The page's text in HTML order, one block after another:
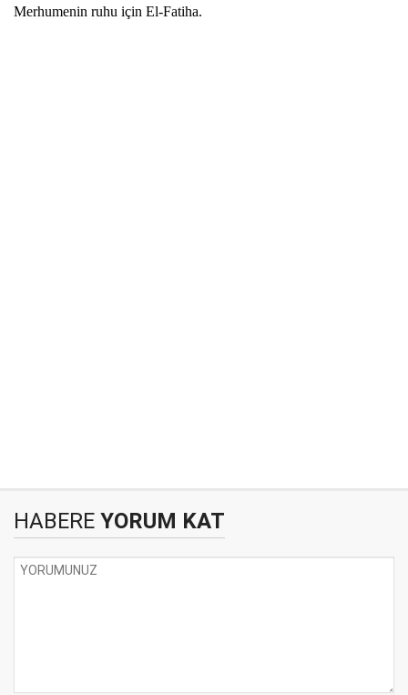
Merhumenin ruhu için El-Fatiha.
HABERE YORUM KAT